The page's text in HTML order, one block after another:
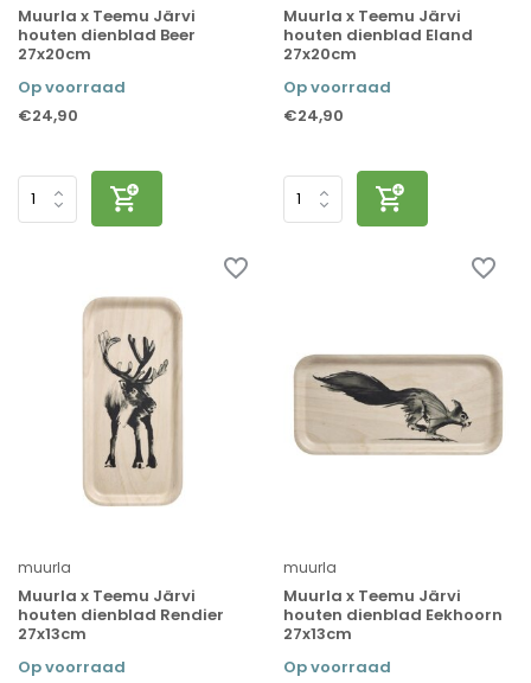
Muurla x Teemu Järvi
houten dienblad Beer
27x20cm
Op voorraad
€24,90
Muurla x Teemu Järvi
houten dienblad Eland
27x20cm
Op voorraad
€24,90
muurla
Muurla x Teemu Järvi
houten dienblad Rendier
27x13cm
Op voorraad
muurla
Muurla x Teemu Järvi
houten dienblad Eekhoorn
27x13cm
Op voorraad